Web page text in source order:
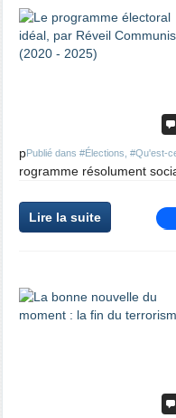
Publié dans #Élections #Qu'est-
p
rogramme résolument
Lire la suite